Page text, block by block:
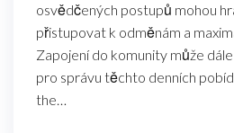
osvědčených postupů mohou
přistupovat k odměnám a
Zapojení do komunity může
pro správu těchto denních
the…